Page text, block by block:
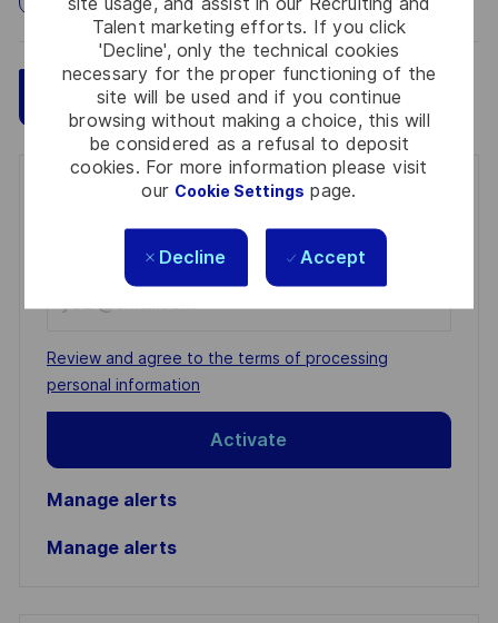
Talent marketing efforts. If you click
'Decline', only the technical cookies
necessary for the proper functioning of the
site will be used and if you continue
browsing without making a choice, this will
be considered as a refusal to deposit
cookies. For more information please visit
our Cookie Settings page.
Decline Accept
Apply Now Save
Get notified for similar jobs
You'll receive updates once a week
Email
address
(Required)
Required
Review and agree to the terms of processing
personal information
Activate
Manage alerts
Manage alerts